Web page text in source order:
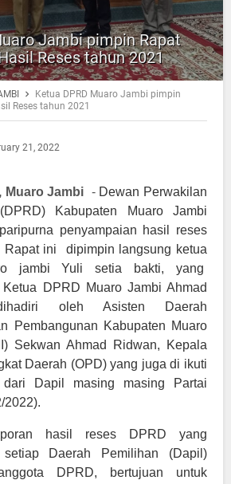
Jambi pimpin Rapat
Reses tahun 2021
Ketua DPRD Muaro Jambi pimpin
Reses tahun 2021
21, 2022
Muaro Jambi - Dewan Perwakilan
Kabupaten Muaro Jambi
penyampaian hasil reses
Rapat ini dipimpin langsung ketua
jambi Yuli setia bakti, yang
DPRD Muaro Jambi Ahmad
oleh Asisten Daerah
Pembangunan Kabupaten Muaro
Sekwan Ahmad Ridwan, Kepala
Daerah (OPD) yang juga di ikuti
Dapil masing masing Partai
2022).
hasil reses DPRD yang
Daerah Pemilihan (Dapil)
DPRD, bertujuan untuk